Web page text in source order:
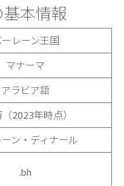
本情報
ーレーン王国
マナーマ
アラビア語
2023年時点）
ン・ディナール
.bh